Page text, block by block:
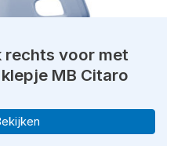
rechts voor met
MB Citaro